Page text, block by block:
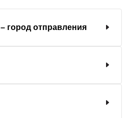
– город отправления